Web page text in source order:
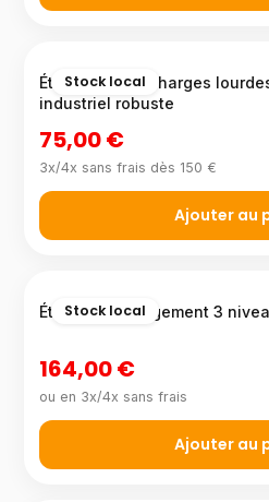
Stock local
Étagère métal charges
industriel robuste
75,00 €
3x/4x sans frais dès 150 €
Ajouter au
Stock local
Étagère de rangement 3
164,00 €
ou en 3x/4x sans frais
Ajouter au